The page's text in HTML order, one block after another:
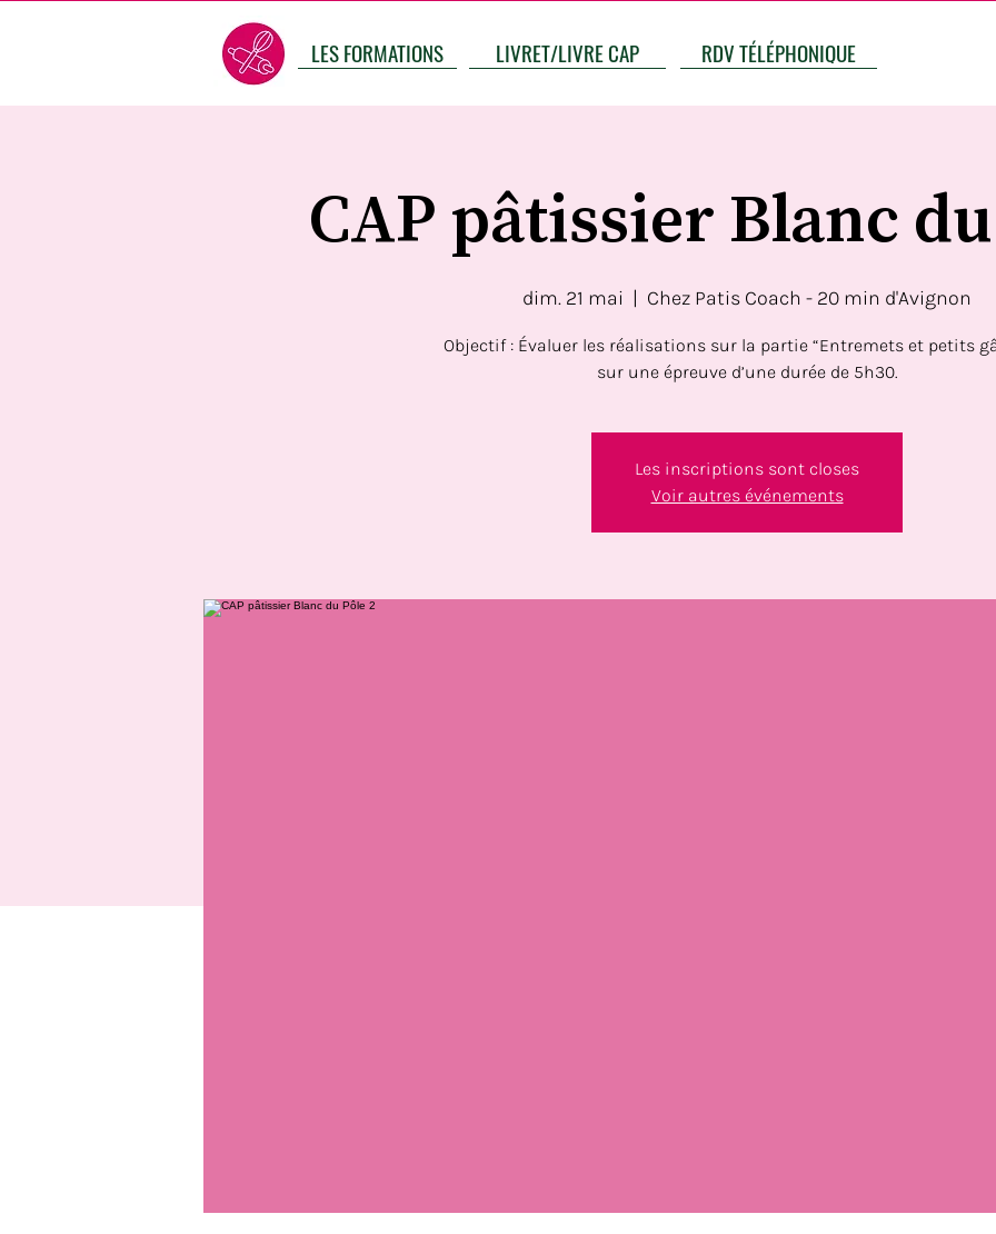
LES FORMATIONS LIVRET/LIVRE CAP RDV TÉLÉPHONIQUE
CAP pâtissier Blanc
dim. 21 mai
  |
Chez Patis Coach - 20 min d'Avignon
Objectif : Évaluer les réalisations sur la partie “Entremets et petits
sur une épreuve d’une durée de 5h30.
Les inscriptions sont closes
Voir autres événements